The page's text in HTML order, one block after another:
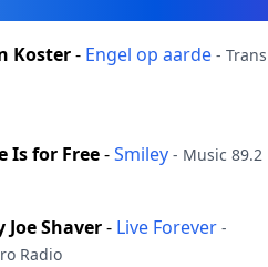
Koster- Engel op aarde - Trans
Is for Free-Smiley - Music 89.2
Joe Shaver- Live Forever -
Radio